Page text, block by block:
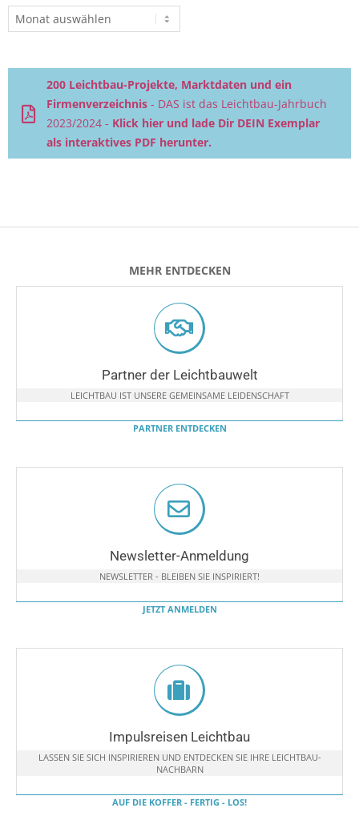
Beitragsarchiv
200 Leichtbau-Projekte, Marktdaten und ein
Firmenverzeichnis - DAS ist das Leichtbau-Jahrbuch
2023/2024 - Klick hier und lade Dir DEIN Exemplar
als interaktives PDF herunter.
MEHR ENTDECKEN
Partner der Leichtbauwelt
LEICHTBAU IST UNSERE GEMEINSAME LEIDENSCHAFT
PARTNER ENTDECKEN
Newsletter-Anmeldung
NEWSLETTER - BLEIBEN SIE INSPIRIERT!
JETZT ANMELDEN
Impulsreisen Leichtbau
LASSEN SIE SICH INSPIRIEREN UND ENTDECKEN SIE IHRE LEICHTBAU-
NACHBARN
AUF DIE KOFFER - FERTIG - LOS!